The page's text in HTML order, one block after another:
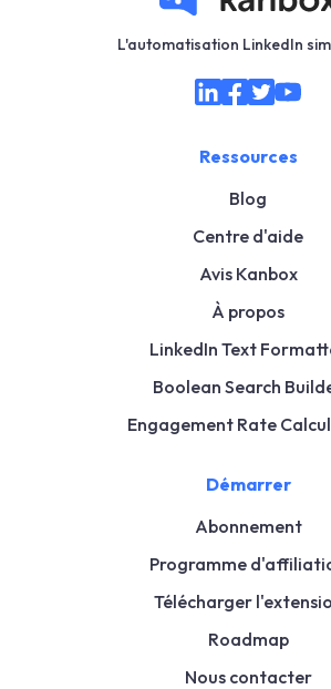
L'automatisation LinkedIn
Ressources
Blog
Centre d'aide
Avis Kanbox
À propos
LinkedIn Text
Boolean Search
Engagement Rate
Démarrer
Abonnement
Programme
Télécharger
Roadmap
Nous contacter